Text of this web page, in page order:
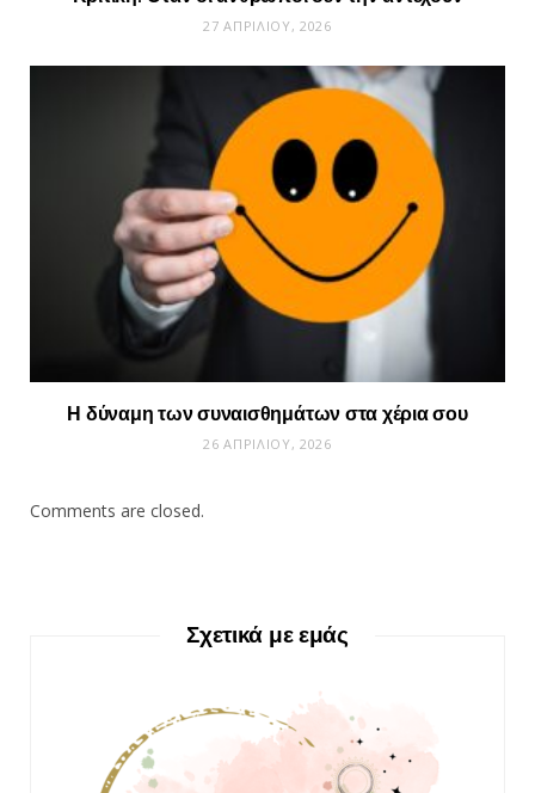
27 ΑΠΡΙΛΊΟΥ, 2026
Η δύναμη των συναισθημάτων στα χέρια σου
26 ΑΠΡΙΛΊΟΥ, 2026
Comments are closed.
Σχετικά με εμάς